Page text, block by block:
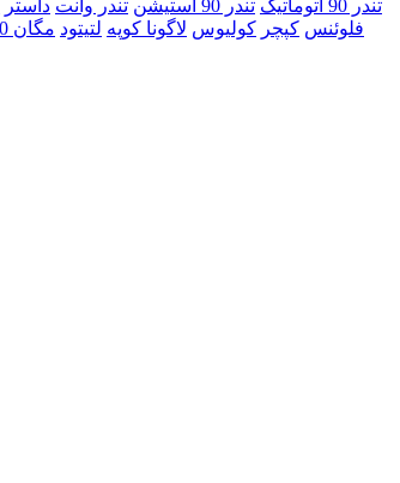
تندر 90 اتوماتیک تندر 90 استیشن تندر وانت داستر
فلوئنس کپچر کولیوس لاگونا کوپه لتیتود مگان 1600